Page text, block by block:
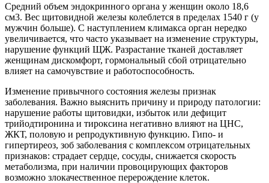
Средний объем эндокринного органа у женщин около 18,6
см3. Вес щитовидной железы колеблется в пределах 1540 г (у
мужчин больше). С наступлением климакса орган нередко
увеличивается, что часто указывает на изменение структуры,
нарушение функций ЩЖ. Разрастание тканей доставляет
женщинам дискомфорт, гормональный сбой отрицательно
влияет на самочувствие и работоспособность.
Изменение привычного состояния железы признак
заболевания. Важно выяснить причину и природу патологии:
нарушение работы щитовидки, избыток или дефицит
трийодтиронина и тироксина негативно влияют на ЦНС,
ЖКТ, половую и репродуктивную функцию. Гипо- и
гипертиреоз, зоб заболевания с комплексом отрицательных
признаков: страдает сердце, сосуды, снижается скорость
метаболизма, при наличии провоцирующих факторов
возможно злокачественное перерождение клеток.